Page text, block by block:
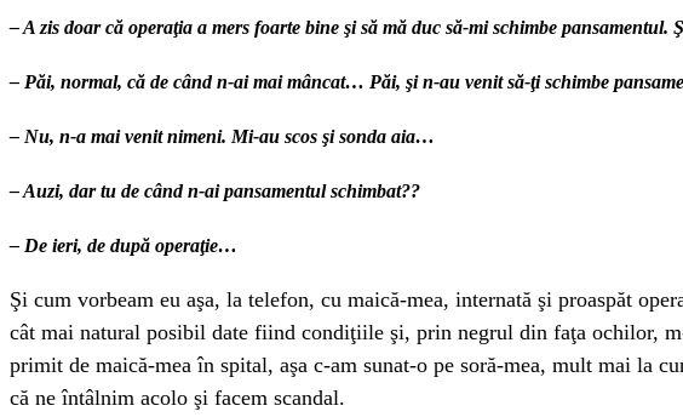
– A zis doar că operaţia a mers foarte bine şi să mă duc să-mi schimbe
– Păi, normal, că de când n-ai mai mâncat… Păi, şi n-au venit să-ţi schimbe
– Nu, n-a mai venit nimeni. Mi-au scos şi sonda aia…
– Auzi, dar tu de când n-ai pansamentul schimbat??
– De ieri, de după operaţie…
Şi cum vorbeam eu aşa, la telefon, cu maică-mea, internată şi proaspăt
cât mai natural posibil date fiind condiţiile şi, prin negrul din faţa ochilor,
primit de maică-mea în spital, aşa c-am sunat-o pe soră-mea, mult mai la
că ne întâlnim acolo şi facem scandal.